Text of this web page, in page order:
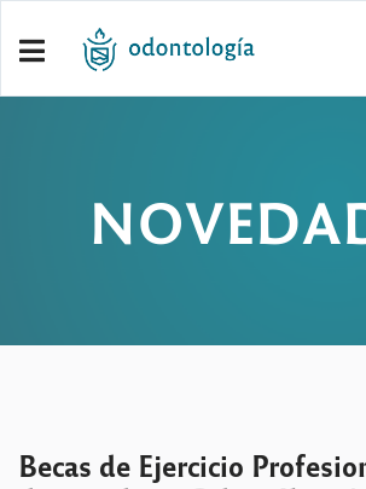
Becas de Ejercicio